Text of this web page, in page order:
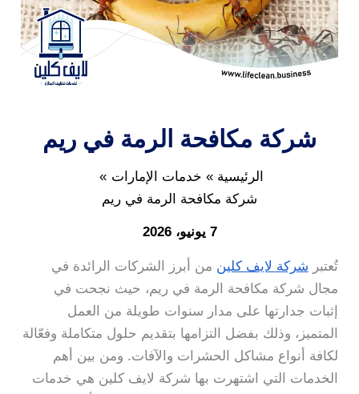
شركة مكافحة الرمة في ريم
الرئيسية
خدمات الإمارات
شركة مكافحة الرمة في ريم
7 يونيو، 2026
تُعتبر شركة لايف كلين من أبرز الشركات الرائدة في
مجال شركة مكافحة الرمة في ريم، حيث نجحت في
إثبات جدارتها على مدار سنوات طويلة من العمل
المتميز، وذلك بفضل التزامها بتقديم حلول متكاملة وفعّالة
لكافة أنواع مشاكل الحشرات والآفات. ومن بين أهم
الخدمات التي اشتهرت بها شركة لايف كلين هي خدمات